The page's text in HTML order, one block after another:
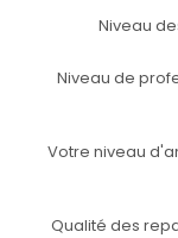
Niveau
Niveau de
Votre niveau
Qualité des